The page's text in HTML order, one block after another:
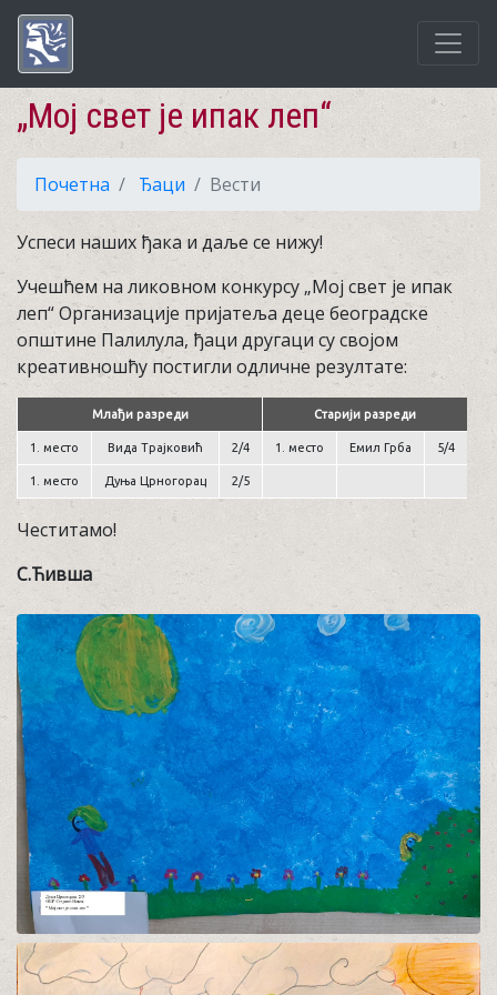
„Мој свет је ипак леп“
Почетна Ђаци Вести
Успеси наших ђака и даље се нижу!
Учешћем на ликовном конкурсу „Мој свет је ипак
леп“ Организације пријатеља деце београдске
општине Палилула, ђаци другаци су својом
креативношћу постигли одличне резултате:
Млађи разреди Старији разреди
1. место Вида Трајковић 2/4 1. место Емил Грба 5/4
1. место Дуња Црногорац 2/5
Честитамо!
С.Ћивша